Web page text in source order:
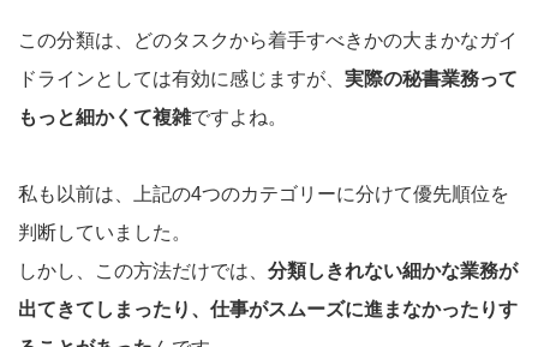
この分類は、どのタスクから着手すべきかの大まかなガイ
ドラインとしては有効に感じますが、 実際の秘書業務って
もっと細かくて複雑ですよね。
私も以前は、上記の4つのカテゴリーに分けて優先順位を
判断していました。
しかし、この方法だけでは、 分類しきれない細かな業務が
出てきてしまったり、仕事がスムーズに進まなかったりす